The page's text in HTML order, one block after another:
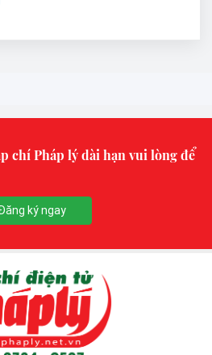
chí Pháp lý dài hạn vui lòng để
ký ngay